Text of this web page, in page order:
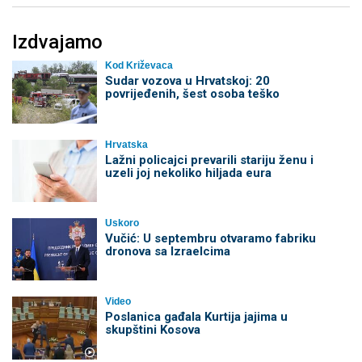
Izdvajamo
Kod Križevaca
Sudar vozova u Hrvatskoj: 20
povrijeđenih, šest osoba teško
Hrvatska
Lažni policajci prevarili stariju ženu i
uzeli joj nekoliko hiljada eura
Uskoro
Vučić: U septembru otvaramo fabriku
dronova sa Izraelcima
Video
Poslanica gađala Kurtija jajima u
skupštini Kosova